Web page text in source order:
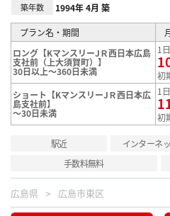
築年数 1994年 4月 築
プラン名・期間
ロング【KマンスリーJＲ西日本広島
支社前（上大須賀町）】
30日以上～360日未満
1
初
ショート【KマンスリーJＲ西日本広
島支社前】
～30日未満
1
初
駅近 インターネ
手数料無料
広島県 広島市東区